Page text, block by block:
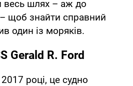
весь шлях – аж до
щоб знайти справний
один із моряків.
Gerald R. Ford
році, це судно